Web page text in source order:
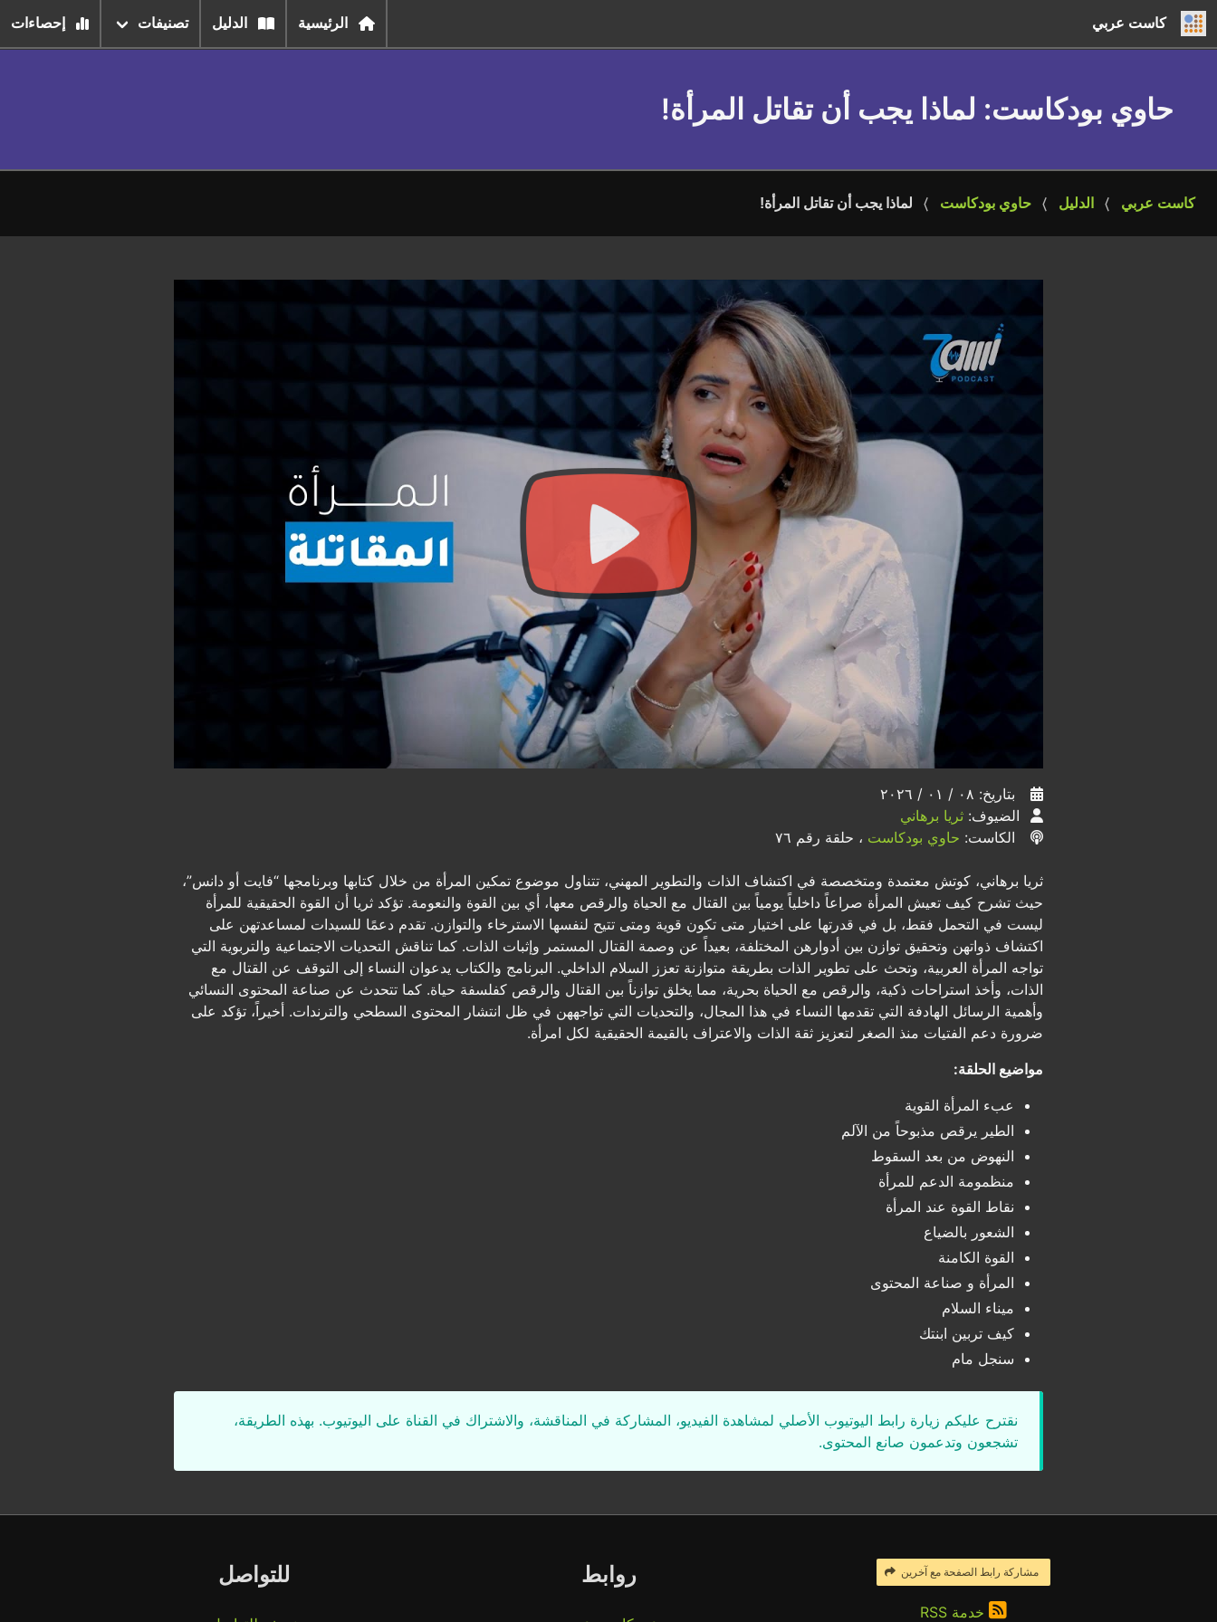
كاست عربي الرئيسية الدليل تصنيفات إحصاءات
حاوي بودكاست: لماذا يجب أن تقاتل المرأة!
كاست عربي الدليل حاوي بودكاست لماذا يجب أن تقاتل المرأة!
بتاريخ: ٠٨ / ٠١ / ٢٠٢٦
الضيوف: ثريا برهاني
الكاست: حاوي بودكاست ، حلقة رقم ٧٦
ثريا برهاني، كوتش معتمدة ومتخصصة في اكتشاف الذات والتطوير المهني، تتناول موضوع تمكين المرأة من خلال كتابها وبرنامجها “فايت أو دانس”،
حيث تشرح كيف تعيش المرأة صراعاً داخلياً يومياً بين القتال مع الحياة والرقص معها، أي بين القوة والنعومة. تؤكد ثريا أن القوة الحقيقية للمرأة
ليست في التحمل فقط، بل في قدرتها على اختيار متى تكون قوية ومتى تتيح لنفسها الاسترخاء والتوازن. تقدم دعمًا للسيدات لمساعدتهن على
اكتشاف ذواتهن وتحقيق توازن بين أدوارهن المختلفة، بعيداً عن وصمة القتال المستمر وإثبات الذات. كما تناقش التحديات الاجتماعية والتربوية التي
تواجه المرأة العربية، وتحث على تطوير الذات بطريقة متوازنة تعزز السلام الداخلي. البرنامج والكتاب يدعوان النساء إلى التوقف عن القتال مع
الذات، وأخذ استراحات ذكية، والرقص مع الحياة بحرية، مما يخلق توازناً بين القتال والرقص كفلسفة حياة. كما تتحدث عن صناعة المحتوى النسائي
وأهمية الرسائل الهادفة التي تقدمها النساء في هذا المجال، والتحديات التي تواجههن في ظل انتشار المحتوى السطحي والترندات. أخيراً، تؤكد على
ضرورة دعم الفتيات منذ الصغر لتعزيز ثقة الذات والاعتراف بالقيمة الحقيقية لكل امرأة.
مواضيع الحلقة:
عبء المرأة القوية
الطير يرقص مذبوحاً من الآلم
النهوض من بعد السقوط
منظمومة الدعم للمرأة
نقاط القوة عند المرأة
الشعور بالضياع
القوة الكامنة
المرأة و صناعة المحتوى
ميناء السلام
كيف تربين ابنتك
سنجل مام
نقترح عليكم زيارة رابط اليوتيوب الأصلي لمشاهدة الفيديو، المشاركة في المناقشة، والاشتراك في القناة على اليوتيوب. بهذه الطريقة،
تشجعون وتدعمون صانع المحتوى.
مشاركة رابط الصفحة مع آخرين
خدمة RSS
روابط للتواصل